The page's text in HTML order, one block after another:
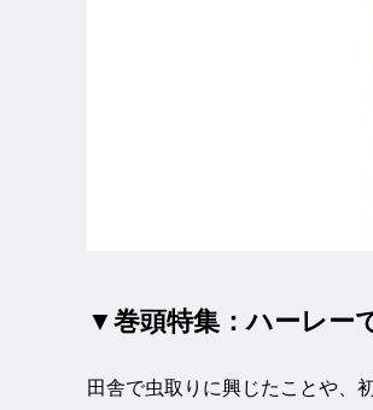
▼巻頭特集：ハーレー
田舎で虫取りに興じたことや、